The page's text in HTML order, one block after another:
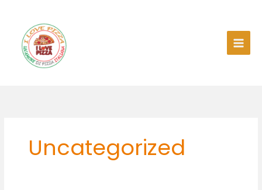
contenuto
Uncategorized